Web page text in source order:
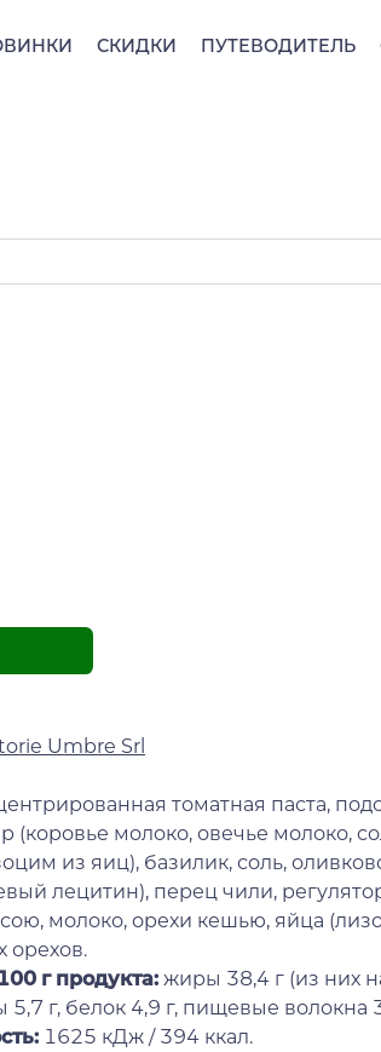
СКИДКИ ПУТЕВОДИТЕЛЬ
Umbre Srl
томатная паста,
(коровье молоко, овечье молоко,
из яиц), базилик, соль,
лецитин), перец чили,
молоко, орехи кешью, яйца
орехов.
г продукта: жиры 38,4 г (из них
5,7 г, белок 4,9 г, пищевые волокна
1625 кДж / 394 ккал.